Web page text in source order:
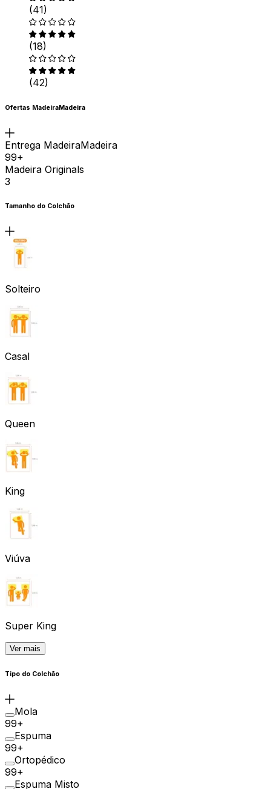
(41)
(18)
(42)
Ofertas MadeiraMadeira
Entrega MadeiraMadeira
99+
Madeira Originals
3
Tamanho do Colchão
Solteiro
Casal
Queen
King
Viúva
Super King
Ver mais
Tipo do Colchão
Mola
99+
Espuma
99+
Ortopédico
99+
Espuma Misto